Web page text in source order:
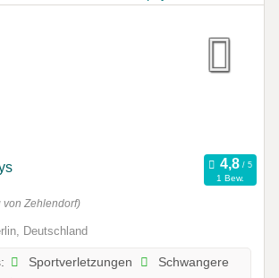
1 Bew.
von Zehlendorf)
Deutschland
Sportverletzungen
Schwangere